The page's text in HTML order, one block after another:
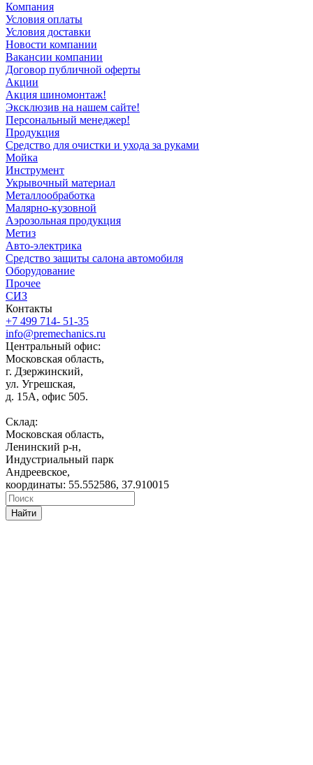
Компания
Условия оплаты
Условия доставки
Новости компании
Вакансии компании
Договор публичной оферты
Акции
Акция шиномонтаж!
Эксклюзив на нашем сайте!
Персональный менеджер!
Продукция
Средство для очистки и ухода за руками
Мойка
Инструмент
Укрывочный материал
Металлообработка
Малярно-кузовной
Аэрозольная продукция
Метиз
Авто-электрика
Средство защиты салона автомобиля
Оборудование
Прочее
СИЗ
Контакты
+7 499 714- 51-35
info@premechanics.ru
Центральный офис:
Московская область,
г. Дзержинский,
ул. Угрешская,
д. 15А, офис 505.
Склад:
Московская область,
Ленинский р-н,
Индустриальный парк
Андреевское,
координаты: 55.552586, 37.910015
Найти